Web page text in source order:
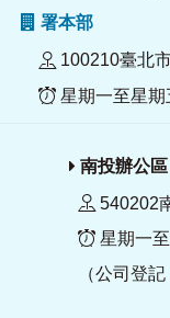
署本部
100210臺北
星期一至星期
南投辦公區
540202
星期一
（公司登